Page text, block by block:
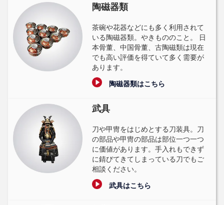
陶磁器類
茶碗や花器などにも多く利用されて
いる陶磁器類。やきもののこと。 日
本骨董、中国骨董、古陶磁類は現在
でも高い評価を得ていて多く需要が
あります。
陶磁器類はこちら
武具
刀や甲冑をはじめとする刀装具。刀
の部品や甲冑の部品は部位一つ一つ
に価値があります。手入れもできず
に錆びてきてしまっている刀でもご
相談ください。
武具はこちら